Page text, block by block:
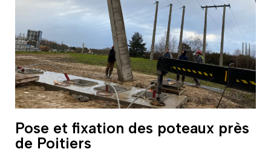
Pose et fixation des poteaux près
de Poitiers